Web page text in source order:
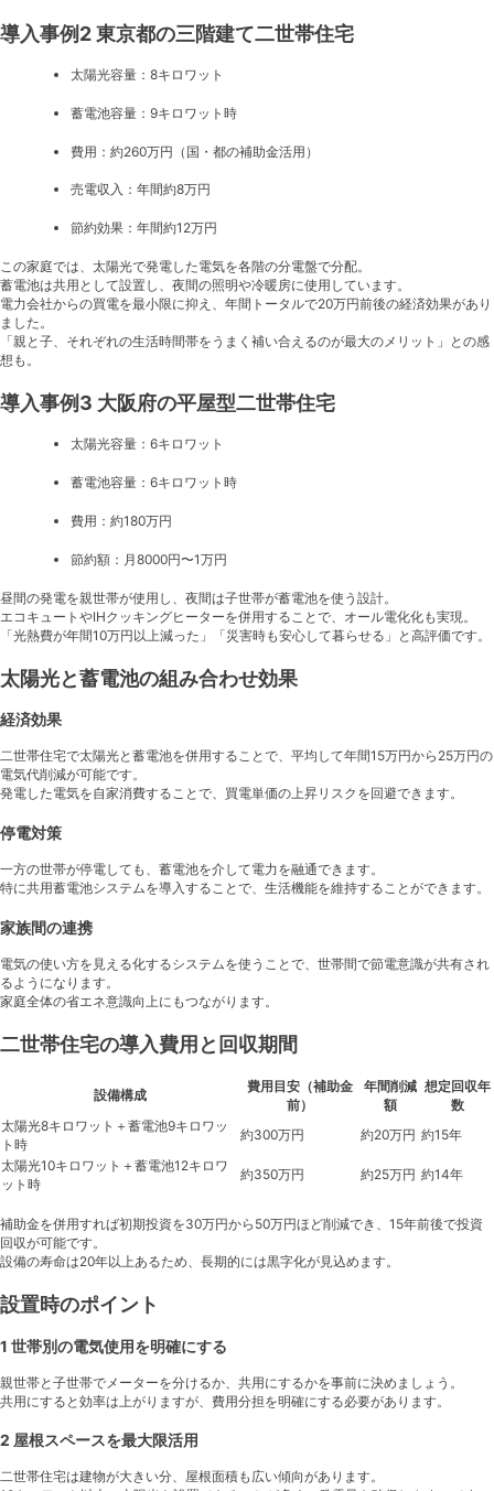
導入事例2 東京都の三階建て二世帯住宅
太陽光容量：8キロワット
蓄電池容量：9キロワット時
費用：約260万円（国・都の補助金活用）
売電収入：年間約8万円
節約効果：年間約12万円
この家庭では、太陽光で発電した電気を各階の分電盤で分配。
蓄電池は共用として設置し、夜間の照明や冷暖房に使用しています。
電力会社からの買電を最小限に抑え、年間トータルで20万円前後の経済効果があり
ました。
「親と子、それぞれの生活時間帯をうまく補い合えるのが最大のメリット」との感
想も。
導入事例3 大阪府の平屋型二世帯住宅
太陽光容量：6キロワット
蓄電池容量：6キロワット時
費用：約180万円
節約額：月8000円〜1万円
昼間の発電を親世帯が使用し、夜間は子世帯が蓄電池を使う設計。
エコキュートやIHクッキングヒーターを併用することで、オール電化化も実現。
「光熱費が年間10万円以上減った」「災害時も安心して暮らせる」と高評価です。
太陽光と蓄電池の組み合わせ効果
経済効果
二世帯住宅で太陽光と蓄電池を併用することで、平均して年間15万円から25万円の
電気代削減が可能です。
発電した電気を自家消費することで、買電単価の上昇リスクを回避できます。
停電対策
一方の世帯が停電しても、蓄電池を介して電力を融通できます。
特に共用蓄電池システムを導入することで、生活機能を維持することができます。
家族間の連携
電気の使い方を見える化するシステムを使うことで、世帯間で節電意識が共有され
るようになります。
家庭全体の省エネ意識向上にもつながります。
二世帯住宅の導入費用と回収期間
設備構成
費用目安（補助金
前）
年間削減
額
想定回収年
数
太陽光8キロワット＋蓄電池9キロワッ
ト時
約300万円 約20万円 約15年
太陽光10キロワット＋蓄電池12キロワ
ット時
約350万円 約25万円 約14年
補助金を併用すれば初期投資を30万円から50万円ほど削減でき、15年前後で投資
回収が可能です。
設備の寿命は20年以上あるため、長期的には黒字化が見込めます。
設置時のポイント
1 世帯別の電気使用を明確にする
親世帯と子世帯でメーターを分けるか、共用にするかを事前に決めましょう。
共用にすると効率は上がりますが、費用分担を明確にする必要があります。
2 屋根スペースを最大限活用
二世帯住宅は建物が大きい分、屋根面積も広い傾向があります。